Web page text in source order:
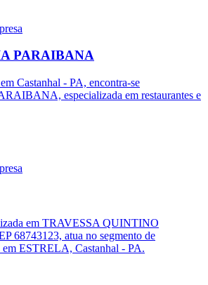
PARAIBANA
Castanhal - PA, encontra-se
especializada em restaurantes e
em TRAVESSA QUINTINO
68743123, atua no segmento de
em ESTRELA, Castanhal - PA.